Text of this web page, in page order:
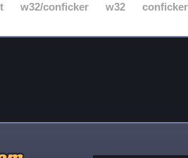
w32/conficker w32 conficker